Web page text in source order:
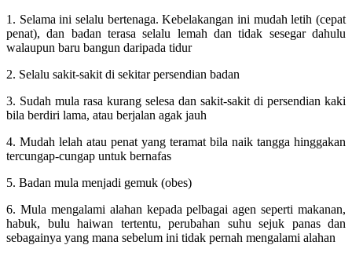
1. Selama ini selalu bertenaga. Kebelakangan ini mudah letih (cepat
penat), dan badan terasa selalu lemah dan tidak sesegar dahulu
walaupun baru bangun daripada tidur
2. Selalu sakit-sakit di sekitar persendian badan
3. Sudah mula rasa kurang selesa dan sakit-sakit di persendian kaki
bila berdiri lama, atau berjalan agak jauh
4. Mudah lelah atau penat yang teramat bila naik tangga hinggakan
tercungap-cungap untuk bernafas
5. Badan mula menjadi gemuk (obes)
6. Mula mengalami alahan kepada pelbagai agen seperti makanan,
habuk, bulu haiwan tertentu, perubahan suhu sejuk panas dan
sebagainya yang mana sebelum ini tidak pernah mengalami alahan